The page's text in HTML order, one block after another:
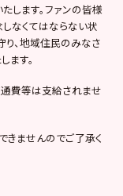
します。ファンの皆様
なくてはならない状
り、地域住民のみなさ
ます。
通費等は支給されませ
きませんのでご了承く